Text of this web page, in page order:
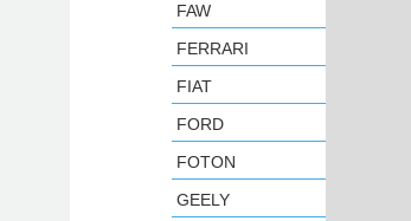
FAW
FERRARI
FIAT
FORD
FOTON
GEELY